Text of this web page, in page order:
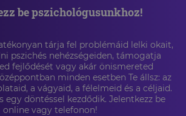
be pszichológusunkhoz!
tárja fel problémáid lelki okait,
pszichés nehézségeiden, támogatja
fejlődését vagy akár önismereted
minden esetben Te állsz: az
a vágyaid, a félelmeid és a céljaid.
egy döntéssel kezdődik. Jelentkezz be
online vagy telefonon!